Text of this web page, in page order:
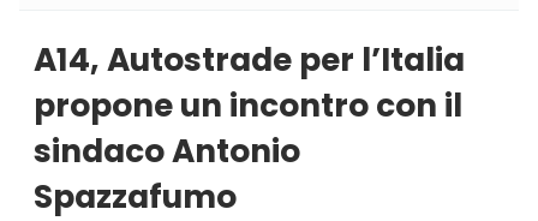
A14, Autostrade per l’Italia
propone un incontro con il
sindaco Antonio
Spazzafumo